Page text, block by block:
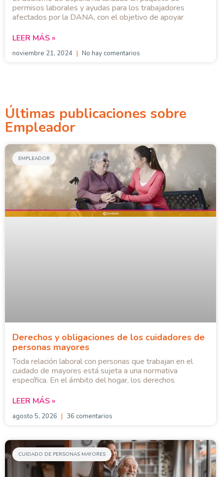
permisos laborales y ayudas para los trabajadores
afectados por la DANA, con el objetivo de apoyar
LEER MÁS »
noviembre 21, 2024 No hay comentarios
Últimas publicaciones sobre
Empleador
EMPLEADOR
Derechos y obligaciones de los cuidadores de
personas mayores
Toda relación laboral con personas que trabajan en el
cuidado de mayores está sujeta a una normativa
específica. En el ámbito del hogar, los derechos
LEER MÁS »
agosto 5, 2026 36 comentarios
CUIDADO DE PERSONAS MAYORES